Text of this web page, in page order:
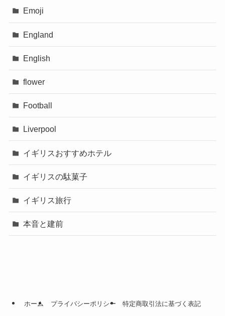
Emoji
England
English
flower
Football
Liverpool
イギリスおすすめホテル
イギリスの駄菓子
イギリス旅行
本音と建前
ホーム プライバシーポリシー 特定商取引法に基づく表記